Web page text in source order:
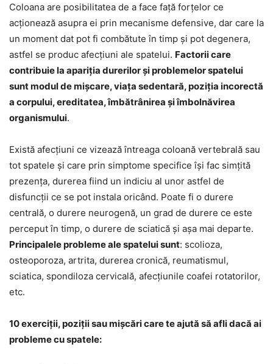
Coloana are posibilitatea de a face față forțelor ce
acționează asupra ei prin mecanisme defensive, dar care la
un moment dat pot fi combătute în timp și pot degenera,
astfel se produc afecțiuni ale spatelui. Factorii care
contribuie la apariția durerilor și problemelor spatelui
sunt modul de mișcare, viața sedentară, poziția incorectă
a corpului, ereditatea, îmbătrânirea și îmbolnăvirea
organismului.
Există afecțiuni ce vizează întreaga coloană vertebrală sau
tot spatele și care prin simptome specifice își fac simțită
prezența, durerea fiind un indiciu al unor astfel de
disfuncții ce se pot instala oricând. Poate fi o durere
centrală, o durere neurogenă, un grad de durere ce este
perceput în timp, o durere de sciatică și așa mai departe.
Principalele probleme ale spatelui sunt: scolioza,
osteoporoza, artrita, durerea cronică, reumatismul,
sciatica, spondiloza cervicală, afecțiunile coafei rotatorilor,
etc.
10 exerciții, poziții sau mișcări care te ajută să afli dacă ai
probleme cu spatele: